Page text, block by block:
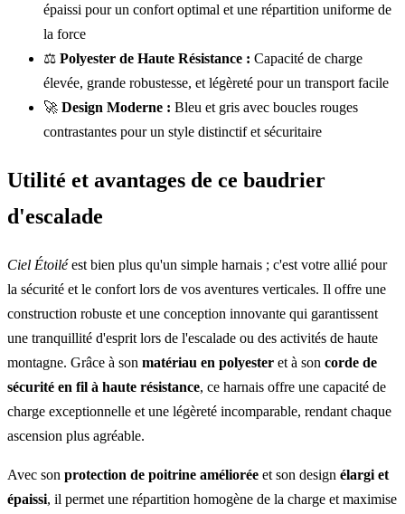
épaissi pour un confort optimal et une répartition uniforme de
la force
⚖️ Polyester de Haute Résistance : Capacité de charge
élevée, grande robustesse, et légèreté pour un transport facile
🚀 Design Moderne : Bleu et gris avec boucles rouges
contrastantes pour un style distinctif et sécuritaire
Utilité et avantages de ce baudrier
d'escalade
Ciel Étoiléest bien plus qu'un simple harnais ; c'est votre allié pour
la sécurité et le confort lors de vos aventures verticales. Il offre une
construction robuste et une conception innovante qui garantissent
une tranquillité d'esprit lors de l'escalade ou des activités de haute
montagne. Grâce à son matériau en polyester et à son corde de
sécurité en fil à haute résistance, ce harnais offre une capacité de
charge exceptionnelle et une légèreté incomparable, rendant chaque
ascension plus agréable.
Avec son protection de poitrine améliorée et son design élargi et
épaissi, il permet une répartition homogène de la charge et maximise